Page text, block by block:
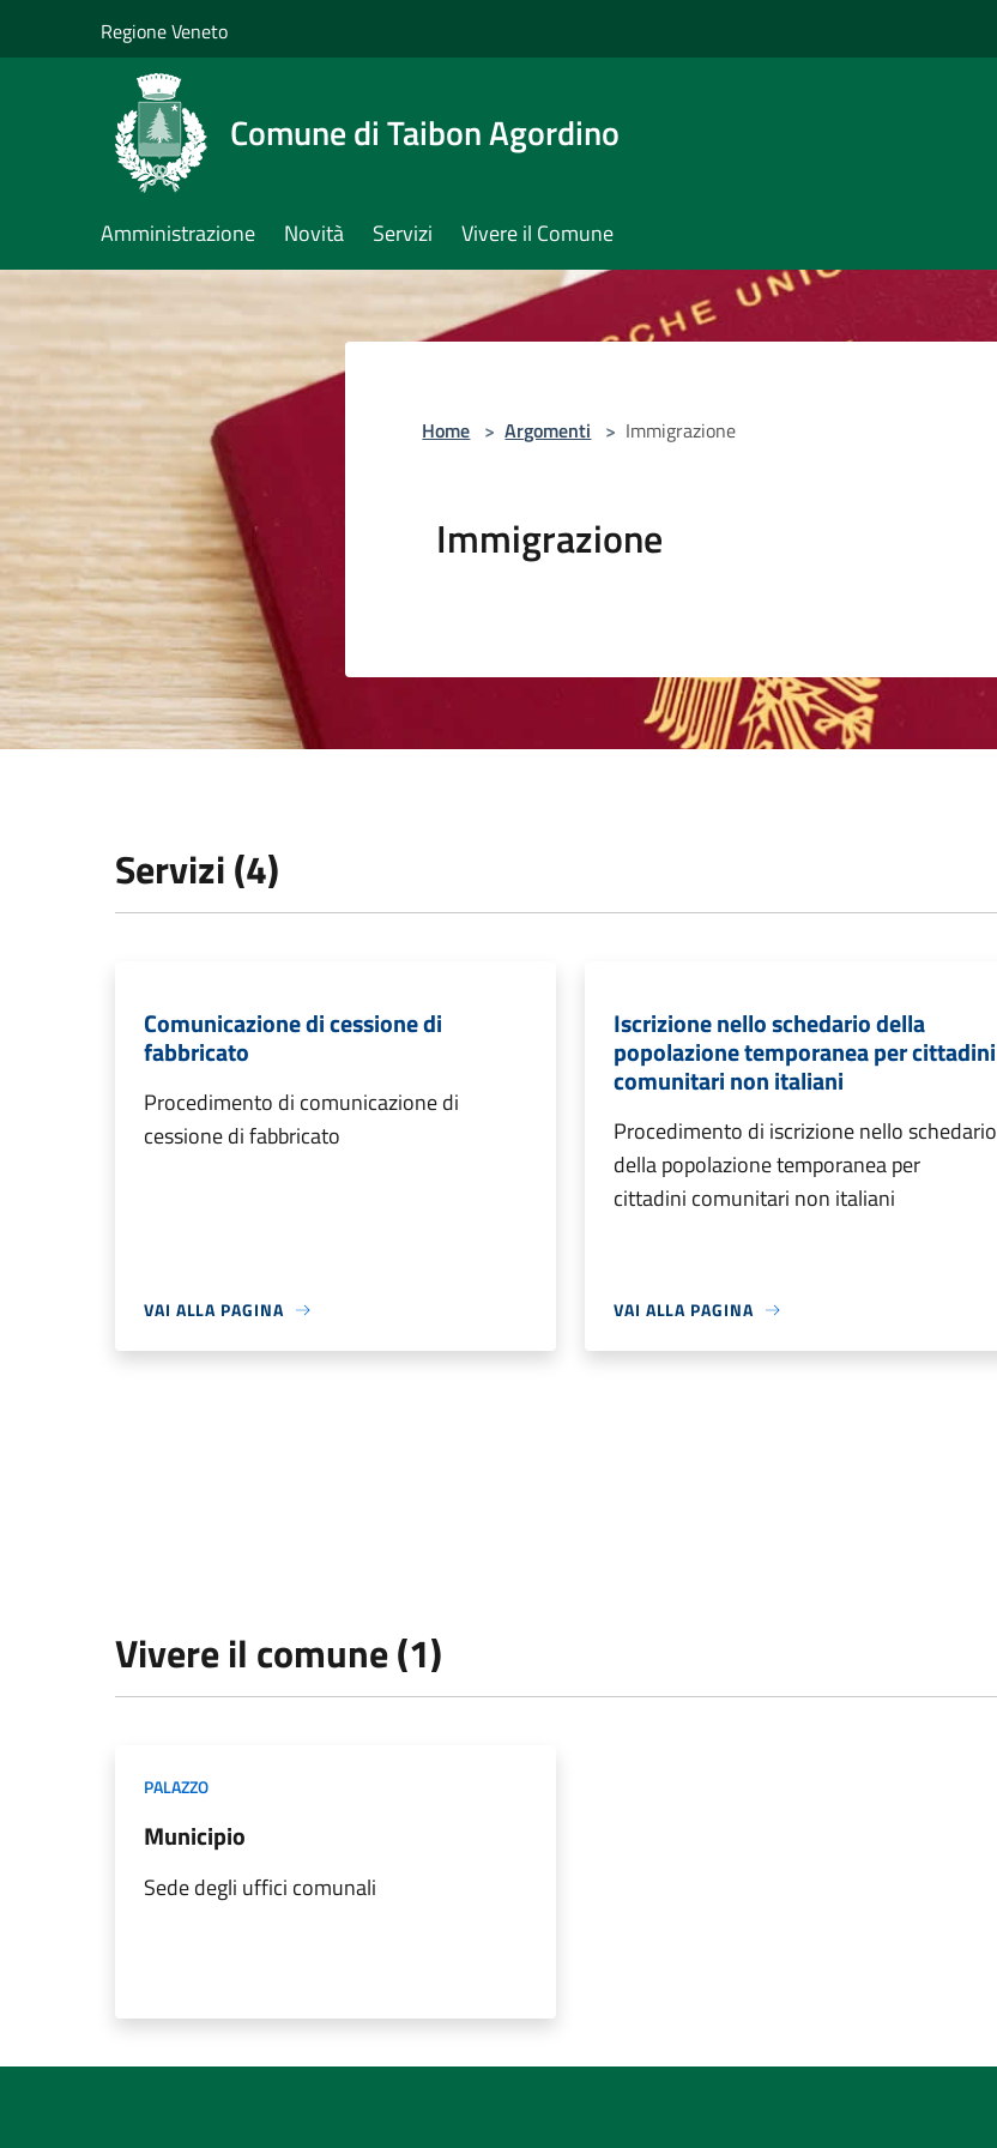
Regione Veneto
Comune di Taibon Agordino
Amministrazione Novità Servizi Vivere il Comune
Home > Argomenti > Immigrazione
Immigrazione
Servizi (4)
Comunicazione di cessione di
fabbricato
Procedimento di comunicazione di
cessione di fabbricato
VAI ALLA PAGINA
Iscrizione nello schedario della
popolazione temporanea per cittadini
comunitari non italiani
Procedimento di iscrizione nello schedario
della popolazione temporanea per
cittadini comunitari non italiani
VAI ALLA PAGINA
Vivere il comune (1)
PALAZZO
Municipio
Sede degli uffici comunali